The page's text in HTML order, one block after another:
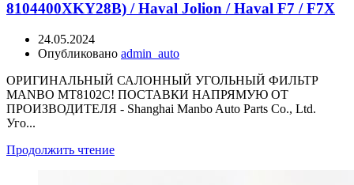
8104400XKY28B) / Haval Jolion / Haval F7 / F7X
24.05.2024
Опубликовано admin_auto
ОРИГИНАЛЬНЫЙ САЛОННЫЙ УГОЛЬНЫЙ ФИЛЬТР
MANBO MT8102C! ПОСТАВКИ НАПРЯМУЮ ОТ
ПРОИЗВОДИТЕЛЯ - Shanghai Manbo Auto Parts Co., Ltd.
Уго...
Продолжить чтение